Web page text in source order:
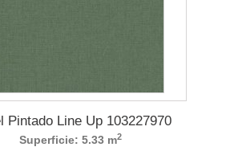
Pintado Line Up 103227970
Superficie: 5.33 m2